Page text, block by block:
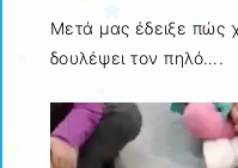
Μετά μας έδειξε πώς
δουλέψει τον πηλό….
Πρόγραμμα
Αναπαραγωγής